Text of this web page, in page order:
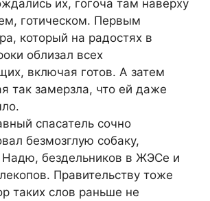
их, гогоча там наверху
готическом. Первым
который на радостях в
облизал всех
включая готов. А затем
так замерзла, что ей даже
спасатель сочно
безмозглую собаку,
Надю, бездельников в ЖЭСе и
Правительству тоже
таких слов раньше не